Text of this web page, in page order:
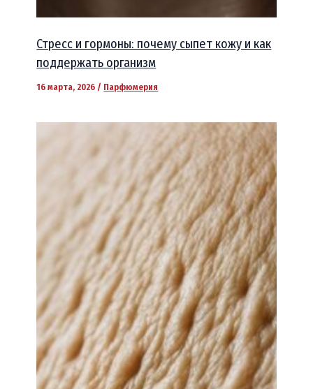
Стресс и гормоны: почему сыпет кожу и как
поддержать организм
16 марта, 2026 / Парфюмерия